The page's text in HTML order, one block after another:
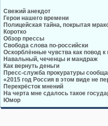
Свежий анекдот
Герои нашего времени
Полицейская тайна, покрытая
Коротко
Обзор прессы
Свобода слова по-российски
Оскорблённые чувства как повод
Навальный, чеченцы и мандраж
Как вернуть деньги
Пресс-служба прокуратуры
«2015 год Россия в этом виде не
Перекрёсток мнений
На черта мне сдалось такое
Юмор